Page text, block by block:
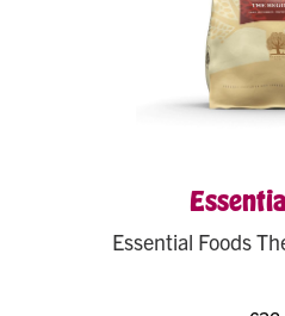
Essential Foods